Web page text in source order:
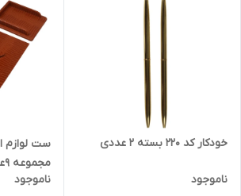
خودکار کد ۲۲۰ بسته ۲ عددی
ناموجود
مجموعه 9عددی
ناموجود